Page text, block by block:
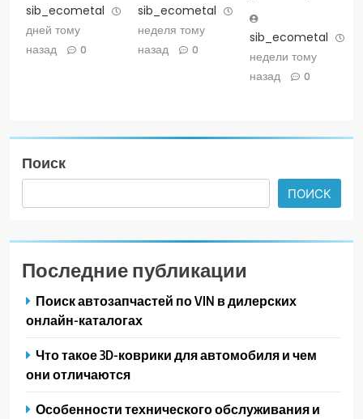
sib_ecometal
дней тому
назад
0
sib_ecometal
неделя тому
назад
0
sib_ecometal
недели тому
назад
0
Поиск
ПОИСК
Последние публикации
Поиск автозапчастей по VIN в дилерских
онлайн-каталогах
Что такое 3D-коврики для автомобиля и чем
они отличаются
Особенности технического обслуживания и